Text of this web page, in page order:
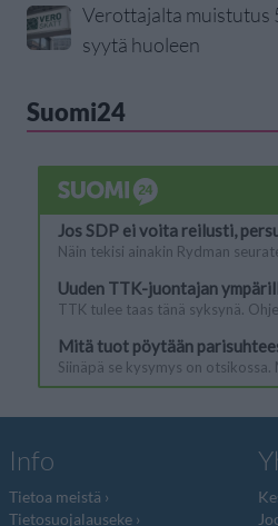
Verottajalta muistutus
syytä huoleen
Suomi24
Info
Tietoa meistä
Tietosuojalauseke